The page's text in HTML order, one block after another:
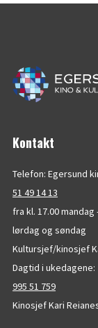
Kontakt
Telefon: Egersund
51 49 14 13
fra kl. 17.00
lørdag og søndag
Kultursjef/kinosjef
Dagtid i ukedagene:
995 51 759
Kinosjef Kari